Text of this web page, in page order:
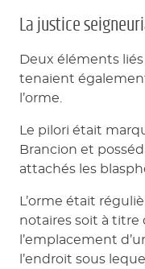
La justice
Deux éléments
tenaient
l’orme.
Le pilori était
Brancion et
attachés les
L’orme était
notaires soit à
l’emplacement
l’endroit sous